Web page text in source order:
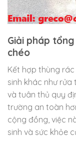
Giải pháp
chéo
Kết hợp thùng
sinh khác như
và tuân thủ quy
trường an toàn
cộng đồng, việc
sinh và sức khỏe